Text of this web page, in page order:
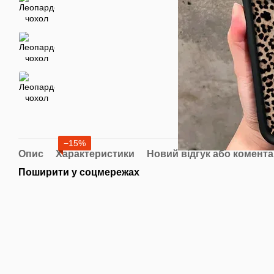
−15%
Опис Характеристики
Новий відгук або
Поширити у соцмережах